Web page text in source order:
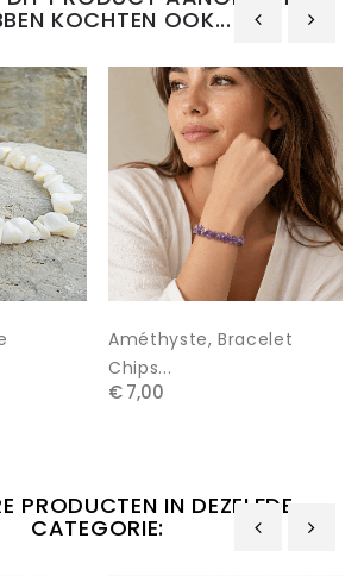
KOCHTEN OOK...
Améthyste, Bracelet
Chips...
€ 7,00
‹ ›
PRODUCTEN IN DEZELFDE
CATEGORIE: